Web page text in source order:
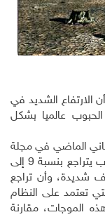
الارتفاع الشديد في
عالميا بشكل
الماضي في مجلة
(نيتشر) المتخصصة، فإن إنتاج العالم من الحبوب يتراجع بنسبة 9 إلى
شديدة، وأن تراجع
تعتمد على النظام
الموجات، مقارنة